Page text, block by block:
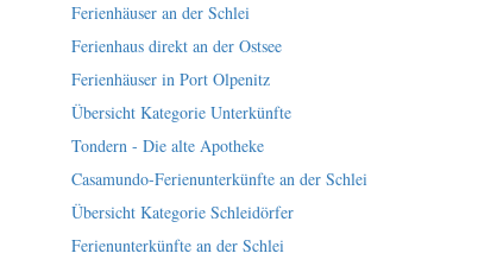
Ferienhäuser an der Schlei
Ferienhaus direkt an der Ostsee
Ferienhäuser in Port Olpenitz
Übersicht Kategorie Unterkünfte
Tondern - Die alte Apotheke
Casamundo-Ferienunterkünfte an der Schlei
Übersicht Kategorie Schleidörfer
Ferienunterkünfte an der Schlei